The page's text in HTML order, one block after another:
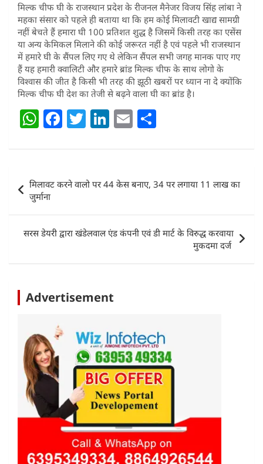
मिल्क चीफ घी के राजस्थान प्रदेश के रीजनल मैनेजर विजय सिंह लांबा ने
महका संसार को पहले ही बताया था कि हम कोई मिलावटी खाद्य सामग्री
नहीं बेचते हैं हमारा घी 100 प्रतिशत शुद्ध है जिसमें किसी तरह का एसेंस
या अन्य केमिकल मिलाने की कोई जरूरत नहीं है एवं पहले भी राजस्थान
में हमारे घी के सैंपल लिए गए थे लेकिन सैंपल सभी जगह मानक पाए गए
हैं यह हमारी क्वालिटी और हमारे ब्रांड मिल्क चीफ के साथ लोगो के
विश्वास की जीत है किसी भी तरह की झूठी खबरों पर ध्यान ना दे क्योंकि
मिल्क चीफ घी देश का तेजी से बढ़ने वाला घी का ब्रांड है।
W
at
s
A
p
p
F
c
e
b
o
o
T
itt
er
Li
k
e
dI
n
E
ai
l
ar
e
Post
navigation
मिलावट करने वालो पर 44 केस बनाए, 34 पर लगाया 11 लाख का
जुर्माना
सरस डेयरी द्वारा खंडेलवाल एंड कंपनी एवं डी मार्ट के विरुद्ध करवाया
मुकदमा दर्ज
Advertisement